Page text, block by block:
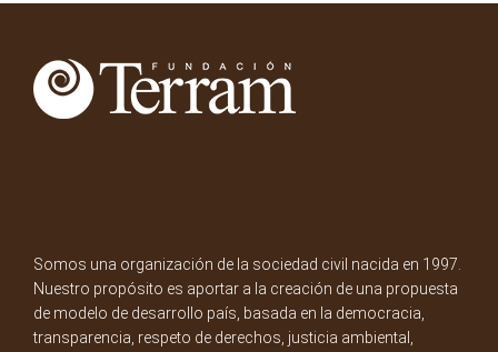
Somos una organización de la sociedad civil nacida en 1997.
Nuestro propósito es aportar a la creación de una propuesta
de modelo de desarrollo país, basada en la democracia,
transparencia, respeto de derechos, justicia ambiental,